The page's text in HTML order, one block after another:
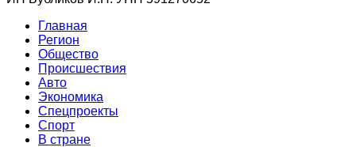
Главная
Регион
Общество
Происшествия
Авто
Экономика
Спецпроекты
Cпорт
В стране